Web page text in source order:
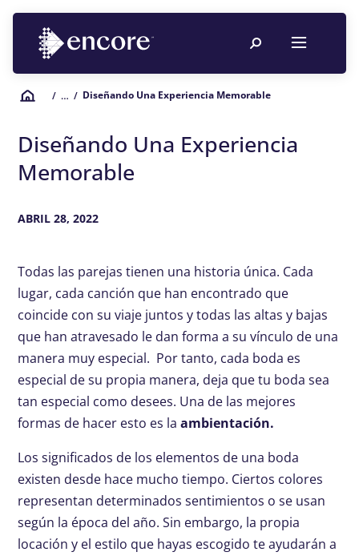
/ … / Diseñando Una Experiencia Memorable
Diseñando Una Experiencia
Memorable
ABRIL 28, 2022
Todas las parejas tienen una historia única. Cada
lugar, cada canción que han encontrado que
coincide con su viaje juntos y todas las altas y bajas
que han atravesado le dan forma a su vínculo de una
manera muy especial. Por tanto, cada boda es
especial de su propia manera, deja que tu boda sea
tan especial como desees. Una de las mejores
formas de hacer esto es la ambientación.
Los significados de los elementos de una boda
existen desde hace mucho tiempo. Ciertos colores
representan determinados sentimientos o se usan
según la época del año. Sin embargo, la propia
locación y el estilo que hayas escogido te ayudarán a